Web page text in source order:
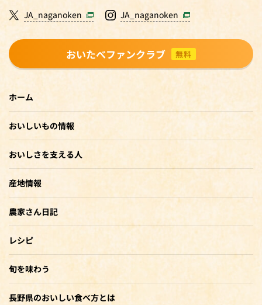
JA_naganoken
JA_naganoken
おいたべファンクラブ 無料
ホーム
おいしいもの情報
おいしさを支える人
産地情報
農家さん日記
レシピ
旬を味わう
長野県のおいしい食べ方とは